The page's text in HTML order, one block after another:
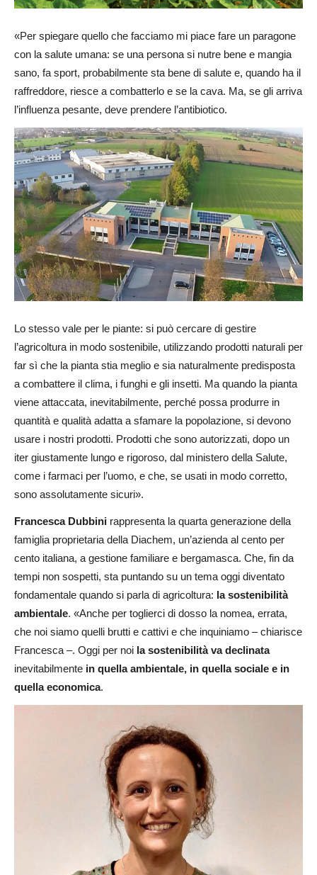
«Per spiegare quello che facciamo mi piace fare un paragone
con la salute umana: se una persona si nutre bene e mangia
sano, fa sport, probabilmente sta bene di salute e, quando ha il
raffreddore, riesce a combatterlo e se la cava. Ma, se gli arriva
l’influenza pesante, deve prendere l’antibiotico.
Lo stesso vale per le piante: si può cercare di gestire
l’agricoltura in modo sostenibile, utilizzando prodotti naturali per
far sì che la pianta stia meglio e sia naturalmente predisposta
a combattere il clima, i funghi e gli insetti. Ma quando la pianta
viene attaccata, inevitabilmente, perché possa produrre in
quantità e qualità adatta a sfamare la popolazione, si devono
usare i nostri prodotti. Prodotti che sono autorizzati, dopo un
iter giustamente lungo e rigoroso, dal ministero della Salute,
come i farmaci per l’uomo, e che, se usati in modo corretto,
sono assolutamente sicuri».
Francesca Dubbini rappresenta la quarta generazione della
famiglia proprietaria della Diachem, un’azienda al cento per
cento italiana, a gestione familiare e bergamasca. Che, fin da
tempi non sospetti, sta puntando su un tema oggi diventato
fondamentale quando si parla di agricoltura: la sostenibilità
ambientale. «Anche per toglierci di dosso la nomea, errata,
che noi siamo quelli brutti e cattivi e che inquiniamo – chiarisce
Francesca –. Oggi per noi la sostenibilità va declinata
inevitabilmente in quella ambientale, in quella sociale e in
quella economica.